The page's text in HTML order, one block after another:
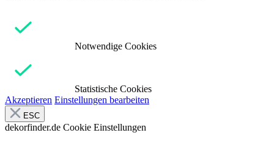
Notwendige Cookies
Statistische Cookies
Akzeptieren Einstellungen bearbeiten
ESC
dekorfinder.de Cookie Einstellungen